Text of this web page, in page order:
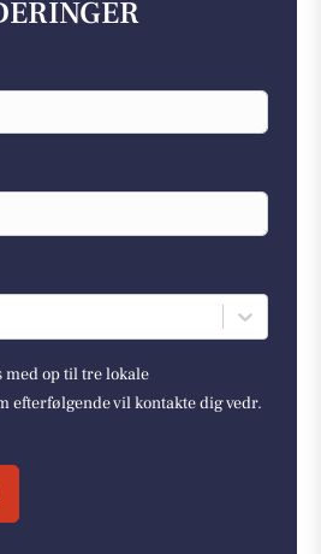
op til tre lokale
efterfølgende vil kontakte dig vedr.